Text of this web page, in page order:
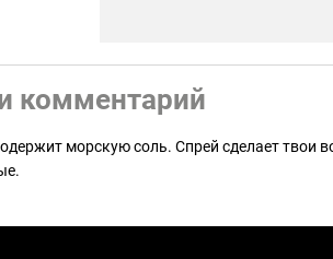
комментарий
морскую соль. Спрей сделает